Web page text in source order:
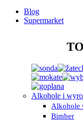
Blog
Supermarket
Alkohole i
Alkohole
Bimber